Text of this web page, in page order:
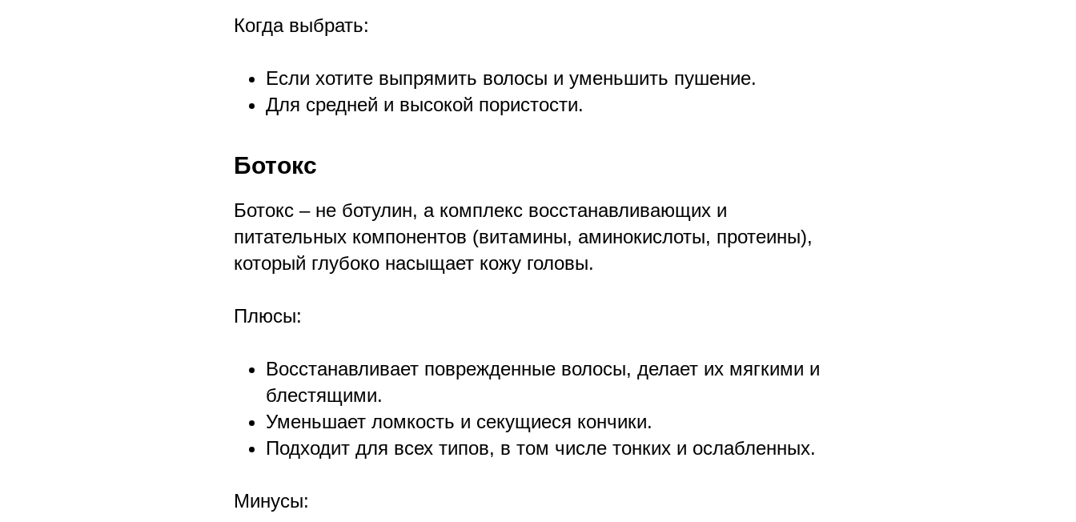
Когда выбрать:
Если хотите выпрямить волосы и уменьшить пушение.
Для средней и высокой пористости.
Ботокс
Ботокс – не ботулин, а комплекс восстанавливающих и
питательных компонентов (витамины, аминокислоты, протеины),
который глубоко насыщает кожу головы.
Плюсы:
Восстанавливает поврежденные волосы, делает их мягкими и
блестящими.
Уменьшает ломкость и секущиеся кончики.
Подходит для всех типов, в том числе тонких и ослабленных.
Минусы: